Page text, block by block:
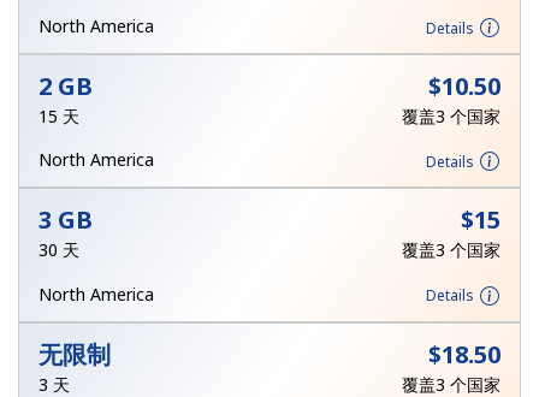
至少 8 个字符
一个数字
一个特殊字符
请保持联系，以便享受我们绝佳的优惠活动。
North America
Details
2 GB ⁦$10.50⁩
15 天
覆盖3 个国家
North America
Details
3 GB ⁦$15⁩
30 天
覆盖3 个国家
North America
Details
无限制 ⁦$18.50⁩
3 天
覆盖3 个国家